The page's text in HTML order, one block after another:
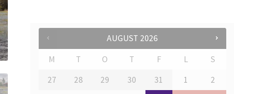
AUGUST 2026
M
T O T F L
S
27
28 29 30 31 1
2